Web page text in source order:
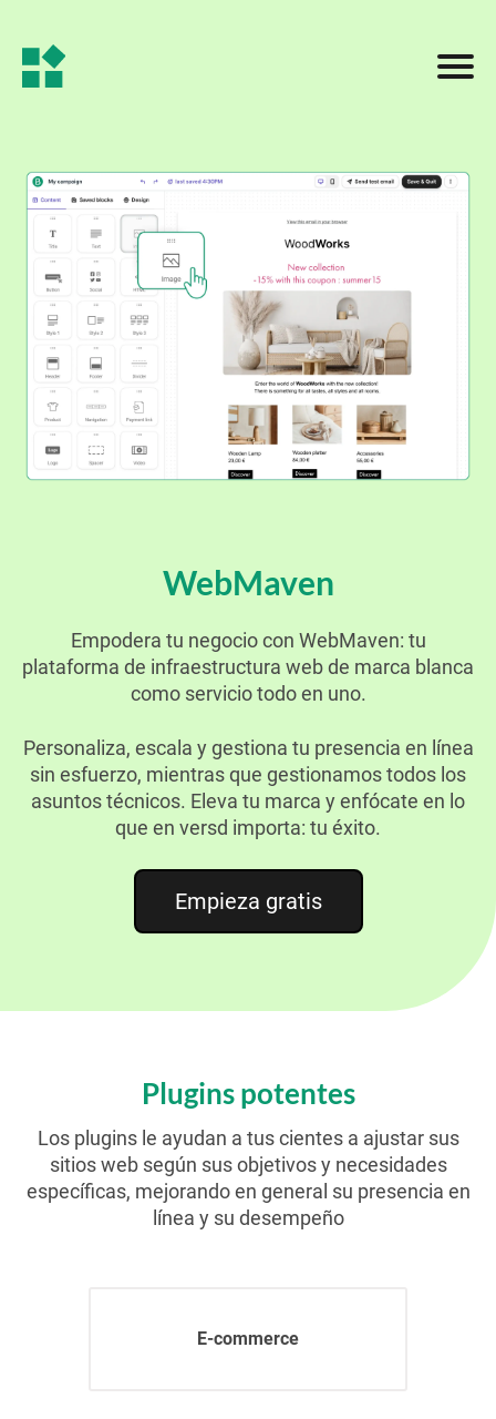
WebMaven
Empodera tu negocio con WebMaven: tu
plataforma de infraestructura web de marca blanca
como servicio todo en uno.
Personaliza, escala y gestiona tu presencia en línea
sin esfuerzo, mientras que gestionamos todos los
asuntos técnicos. Eleva tu marca y enfócate en lo
que en versd importa: tu éxito.
Empieza gratis
Plugins potentes
Los plugins le ayudan a tus cientes a ajustar sus
sitios web según sus objetivos y necesidades
específicas, mejorando en general su presencia en
línea y su desempeño
E-commerce